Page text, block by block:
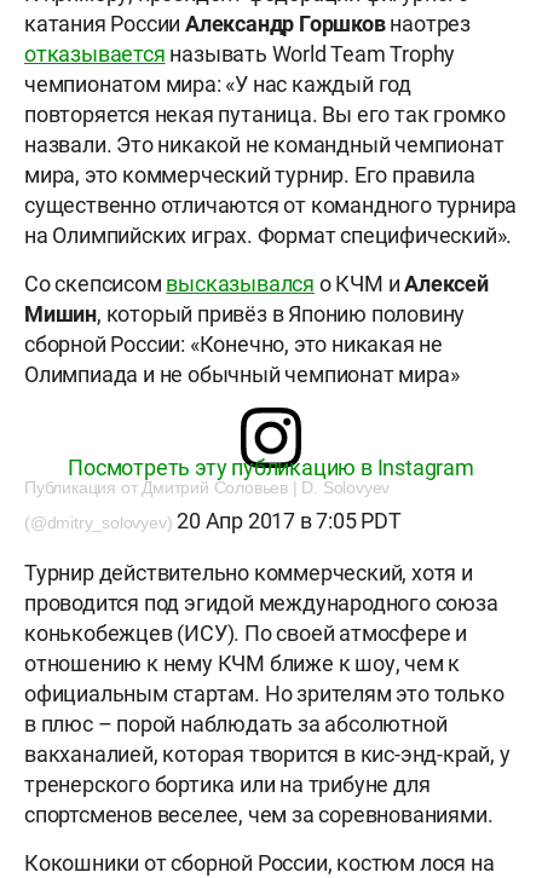
катания России Александр Горшковнаотрез
отказывается называть World Team Trophy
чемпионатом мира: «У нас каждый год
повторяется некая путаница. Вы его так громко
назвали. Это никакой не командный чемпионат
мира, это коммерческий турнир. Его правила
существенно отличаются от командного турнира
на Олимпийских играх. Формат специфический».
Со скепсисом высказывался о КЧМ иАлексей
Мишин, который привёз в Японию половину
сборной России: «Конечно, это никакая не
Олимпиада и не обычный чемпионат мира»
Посмотреть эту публикацию в Instagram
Публикация от Дмитрий Соловьев | D. Solovyev
(@dmitry_solovyev) 20 Апр 2017 в 7:05 PDT
Турнир действительно коммерческий, хотя и
проводится под эгидой международного союза
конькобежцев (ИСУ). По своей атмосфере и
отношению к нему КЧМ ближе к шоу, чем к
официальным стартам. Но зрителям это только
в плюс – порой наблюдать за абсолютной
вакханалией, которая творится в кис-энд-край, у
тренерского бортика или на трибуне для
спортсменов веселее, чем за соревнованиями.
Кокошники от сборной России, костюм лося на